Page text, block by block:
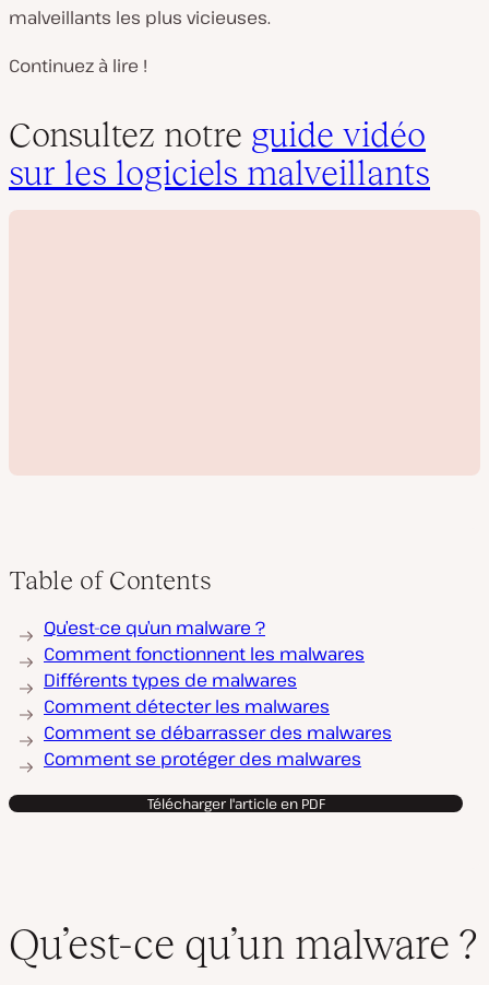
malveillants les plus vicieuses.
Continuez à lire !
Consultez notre guide vidéo
sur les logiciels malveillants
i
r
e
l
v
i
d
é
Table of Contents
Qu’est-ce qu’un malware ?
Comment fonctionnent les malwares
Différents types de malwares
Comment détecter les malwares
Comment se débarrasser des malwares
Comment se protéger des malwares
Télécharger l'article en PDF
Qu’est-ce qu’un malware ?